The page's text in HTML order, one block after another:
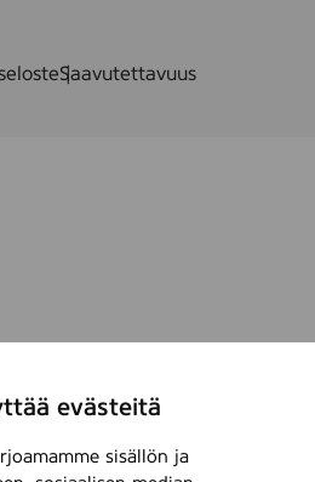
evästeitä
sisällön ja
Saavutettavuus